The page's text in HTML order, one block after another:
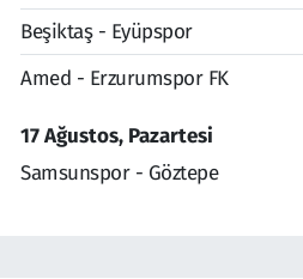
Beşiktaş - Eyüpspor
Amed - Erzurumspor FK
17 Ağustos, Pazartesi
Samsunspor - Göztepe